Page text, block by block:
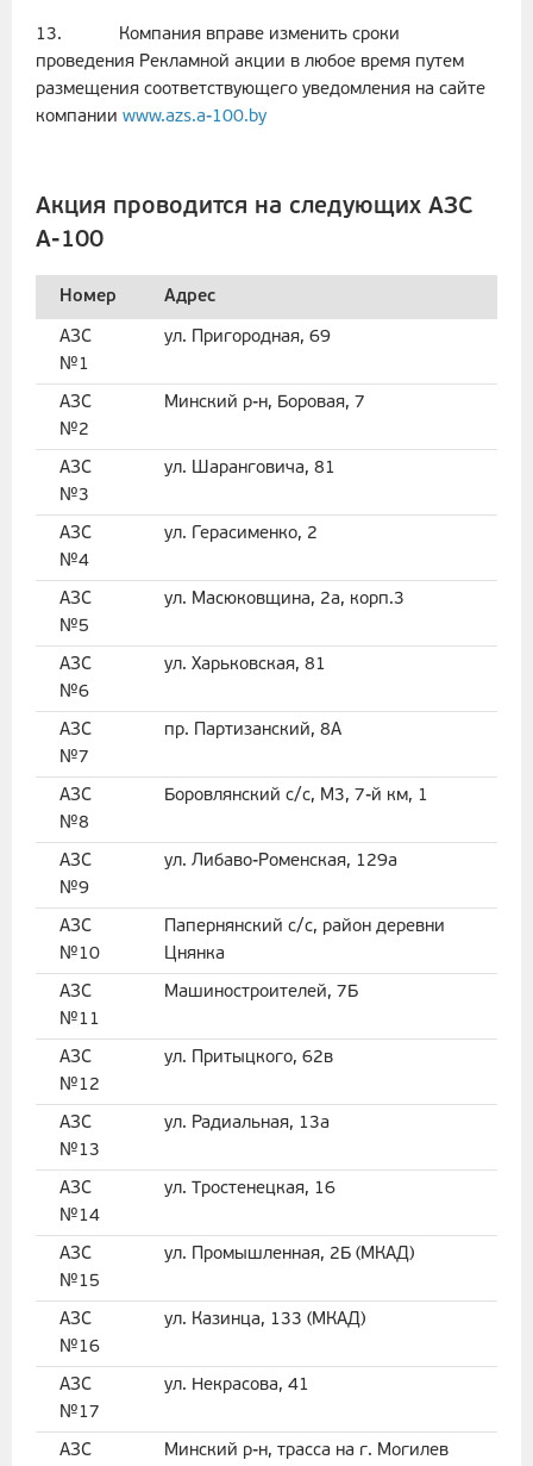
13. Компания вправе изменить сроки
проведения Рекламной акции в любое время путем
размещения соответствующего уведомления на сайте
компании www.azs.a-100.by
Акция проводится на следующих АЗС
А-100
Номер Адрес
АЗС
№1
ул. Пригородная, 69
АЗС
№2
Минский р-н, Боровая, 7
АЗС
№3
ул. Шаранговича, 81
АЗС
№4
ул. Герасименко, 2
АЗС
№5
ул. Масюковщина, 2а, корп.3
АЗС
№6
ул. Харьковская, 81
АЗС
№7
пр. Партизанский, 8А
АЗС
№8
Боровлянский с/с, M3, 7-й км, 1
АЗС
№9
ул. Либаво-Роменская, 129а
АЗС
№10
Папернянский с/с, район деревни
Цнянка
АЗС
№11
Машиностроителей, 7Б
АЗС
№12
ул. Притыцкого, 62в
АЗС
№13
ул. Радиальная, 13а
АЗС
№14
ул. Тростенецкая, 16
АЗС
№15
ул. Промышленная, 2Б (МКАД)
АЗС
№16
ул. Казинца, 133 (МКАД)
АЗС
№17
ул. Некрасова, 41
АЗС
Минский р-н, трасса на г. Могилев